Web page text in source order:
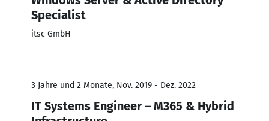
Specialist
itsc GmbH
3 Jahre und 2 Monate, Nov. 2019 - Dez. 2022
IT Systems Engineer – M365 & Hybrid